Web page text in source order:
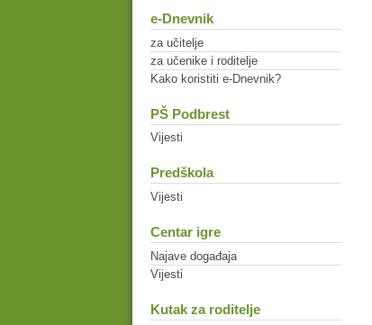
e-Dnevnik
za učitelje
za učenike i roditelje
Kako koristiti e-Dnevnik?
PŠ Podbrest
Vijesti
Predškola
Vijesti
Centar igre
Najave događaja
Vijesti
Kutak za roditelje